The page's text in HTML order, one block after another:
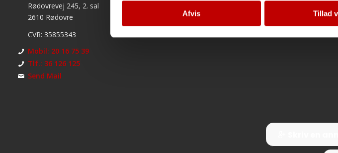
Afvis Tillad
Rødovrevej 245, 2. sal
2610 Rødovre
CVR: 35855343
Mobil: 20 16 75 39
Tlf.: 36 126 125
Send Mail